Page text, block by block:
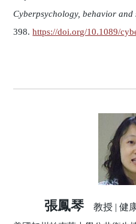
Cyberpsychology, behavior
398.https://doi.org/10.1089/
張鳳琴 教授 | 健